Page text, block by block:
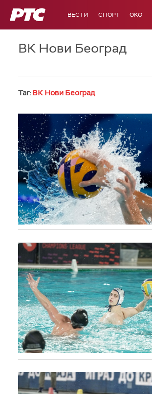
РТС ВЕСТИ СПОРТ OKO
ВК Нови Београд
Таг: ВК Нови Београд